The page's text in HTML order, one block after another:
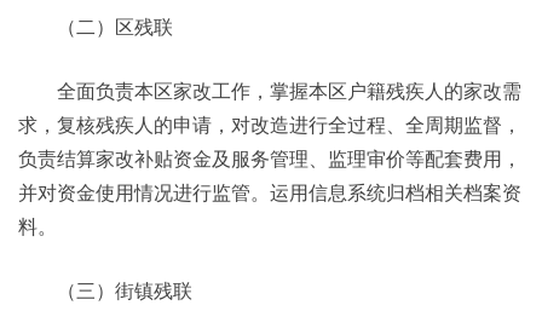
（二）区残联
全面负责本区家改工作，掌握本区户籍残疾人的家改需
求，复核残疾人的申请，对改造进行全过程、全周期监督，
负责结算家改补贴资金及服务管理、监理审价等配套费用，
并对资金使用情况进行监管。运用信息系统归档相关档案资
料。
（三）街镇残联